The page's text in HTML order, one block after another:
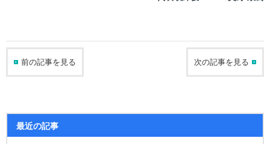
前の記事を見る 次の記事を見る
最近の記事